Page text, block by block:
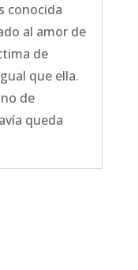
conocida
al amor de
de
que ella.
de
queda